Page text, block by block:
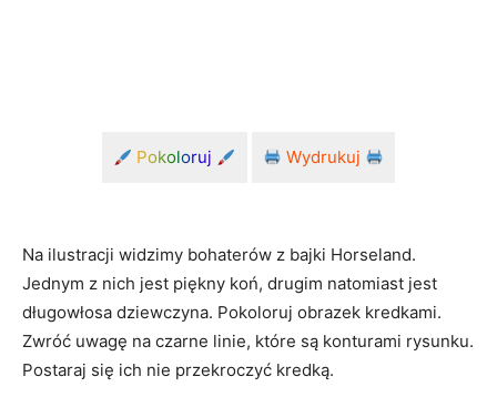
Pokoloruj Wydrukuj
Na ilustracji widzimy bohaterów z bajki Horseland.
Jednym z nich jest piękny koń, drugim natomiast jest
długowłosa dziewczyna. Pokoloruj obrazek kredkami.
Zwróć uwagę na czarne linie, które są konturami rysunku.
Postaraj się ich nie przekroczyć kredką.